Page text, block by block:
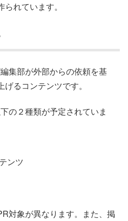
れています。
集部が外部からの依頼を基
るコンテンツです。
の２種類が予定されていま
ンツ
対象が異なります。また、掲